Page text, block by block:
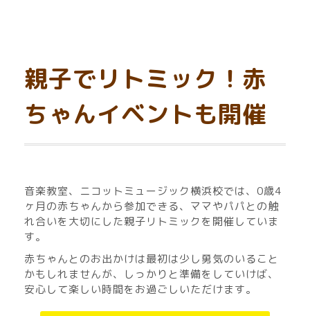
親子でリトミック！赤
ちゃんイベントも開催
音楽教室、ニコットミュージック横浜校では、0歳4
ヶ月の赤ちゃんから参加できる、ママやパパとの触
れ合いを大切にした親子リトミックを開催していま
す。
赤ちゃんとのお出かけは最初は少し勇気のいること
かもしれませんが、しっかりと準備をしていけば、
安心して楽しい時間をお過ごしいただけます。